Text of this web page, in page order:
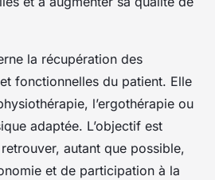
la récupération des
fonctionnelles du patient. Elle
l’ergothérapie ou
adaptée. L’objectif est
autant que possible,
et de participation à la